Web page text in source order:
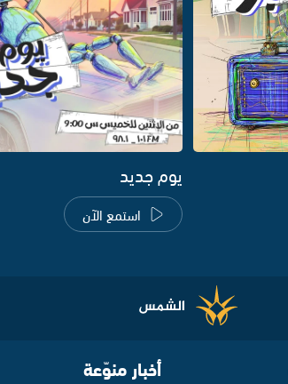
يوم جديد
استمع الآن
أخبار منوّعة